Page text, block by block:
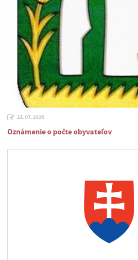
21.07.2026
Oznámenie o počte obyvateľov